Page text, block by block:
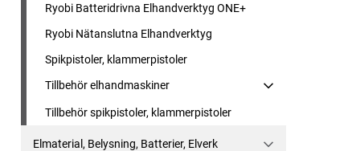
Ryobi Batteridrivna Elhandverktyg ONE+
Ryobi Nätanslutna Elhandverktyg
Spikpistoler, klammerpistoler
Tillbehör elhandmaskiner
Tillbehör spikpistoler, klammerpistoler
Elmaterial, Belysning, Batterier, Elverk